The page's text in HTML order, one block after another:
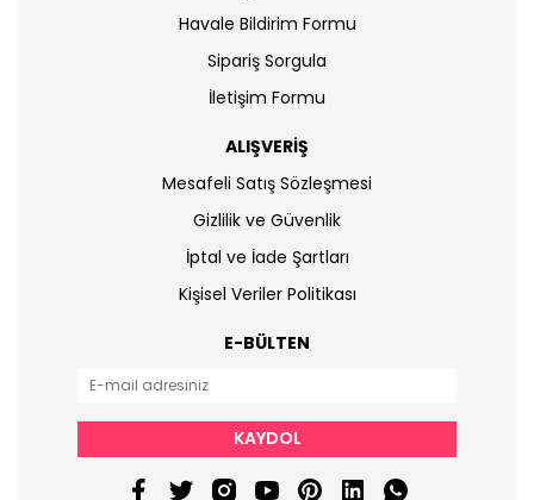
Havale Bildirim Formu
Sipariş Sorgula
İletişim Formu
ALIŞVERİŞ
Mesafeli Satış Sözleşmesi
Gizlilik ve Güvenlik
İptal ve İade Şartları
Kişisel Veriler Politikası
E-BÜLTEN
KAYDOL